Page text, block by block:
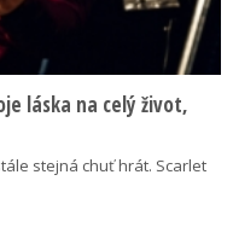
láska na celý život,
stejná chuť hrát. Scarlet